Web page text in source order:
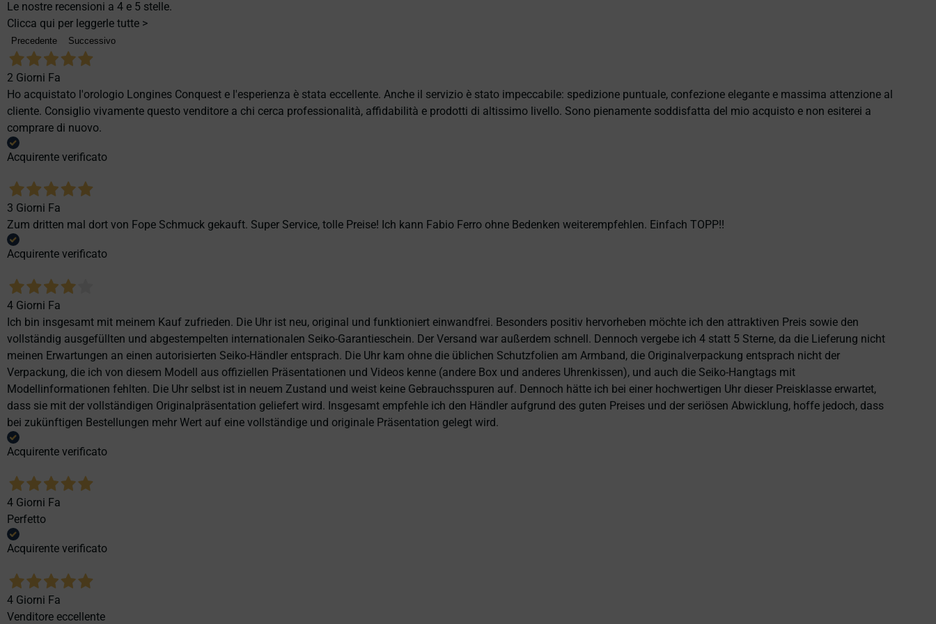
Le nostre recensioni a 4 e 5 stelle.
Clicca qui per leggerle tutte >
Precedente Successivo
2 Giorni Fa
Ho acquistato l'orologio Longines Conquest e l'esperienza è stata eccellente. Anche il servizio è stato impeccabile: spedizione puntuale, confezione elegante e massima attenzione al
cliente. Consiglio vivamente questo venditore a chi cerca professionalità, affidabilità e prodotti di altissimo livello. Sono pienamente soddisfatta del mio acquisto e non esiterei a
comprare di nuovo.
Acquirente verificato
3 Giorni Fa
Zum dritten mal dort von Fope Schmuck gekauft. Super Service, tolle Preise! Ich kann Fabio Ferro ohne Bedenken weiterempfehlen. Einfach TOPP!!
Acquirente verificato
4 Giorni Fa
Ich bin insgesamt mit meinem Kauf zufrieden. Die Uhr ist neu, original und funktioniert einwandfrei. Besonders positiv hervorheben möchte ich den attraktiven Preis sowie den
vollständig ausgefüllten und abgestempelten internationalen Seiko-Garantieschein. Der Versand war außerdem schnell. Dennoch vergebe ich 4 statt 5 Sterne, da die Lieferung nicht
meinen Erwartungen an einen autorisierten Seiko-Händler entsprach. Die Uhr kam ohne die üblichen Schutzfolien am Armband, die Originalverpackung entsprach nicht der
Verpackung, die ich von diesem Modell aus offiziellen Präsentationen und Videos kenne (andere Box und anderes Uhrenkissen), und auch die Seiko-Hangtags mit
Modellinformationen fehlten. Die Uhr selbst ist in neuem Zustand und weist keine Gebrauchsspuren auf. Dennoch hätte ich bei einer hochwertigen Uhr dieser Preisklasse erwartet,
dass sie mit der vollständigen Originalpräsentation geliefert wird. Insgesamt empfehle ich den Händler aufgrund des guten Preises und der seriösen Abwicklung, hoffe jedoch, dass
bei zukünftigen Bestellungen mehr Wert auf eine vollständige und originale Präsentation gelegt wird.
Acquirente verificato
4 Giorni Fa
Perfetto
Acquirente verificato
4 Giorni Fa
Venditore eccellente